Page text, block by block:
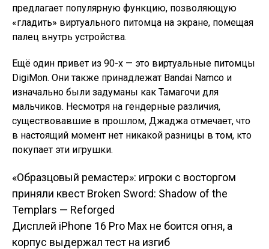
предлагает популярную функцию, позволяющую
«гладить» виртуального питомца на экране, помещая
палец внутрь устройства.
Ещё один привет из 90-х — это виртуальные питомцы
DigiMon. Они также принадлежат Bandai Namco и
изначально были задуманы как Тамагочи для
мальчиков. Несмотря на гендерные различия,
существовавшие в прошлом, Джаджа отмечает, что
в настоящий момент нет никакой разницы в том, кто
покупает эти игрушки.
Навигация по
записям
«Образцовый ремастер»: игроки с восторгом
приняли квест Broken Sword: Shadow of the
Templars — Reforged
Дисплей iPhone 16 Pro Max не боится огня, а
корпус выдержал тест на изгиб